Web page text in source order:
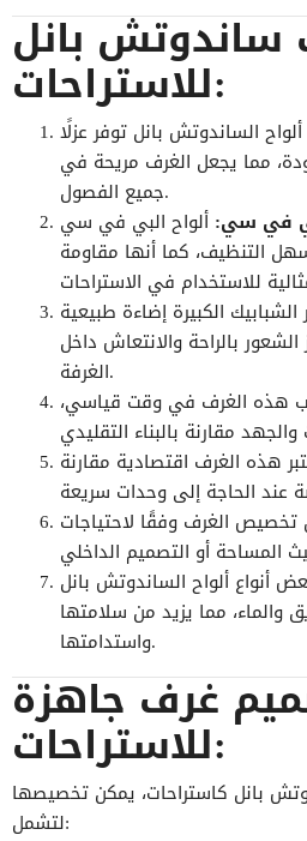
ساندوتش بانل
للاستراحات:
ألواح الساندوتش بانل توفر عزلًا
مما يجعل الغرف مريحة في
جميع الفصول.
في سي: ألواح البي في سي
التنظيف، كما أنها مقاومة
الشبابيك الكبيرة إضاءة طبيعية
بالراحة والانتعاش داخل
الغرفة.
هذه الغرف في وقت قياسي،
هذه الغرف اقتصادية مقارنة
تخصيص الغرف وفقًا لاحتياجات
أنواع ألواح الساندوتش بانل
والماء، مما يزيد من سلامتها
واستدامتها.
غرف جاهزة
للاستراحات:
بانل كاستراحات، يمكن تخصيصها
لتشمل: